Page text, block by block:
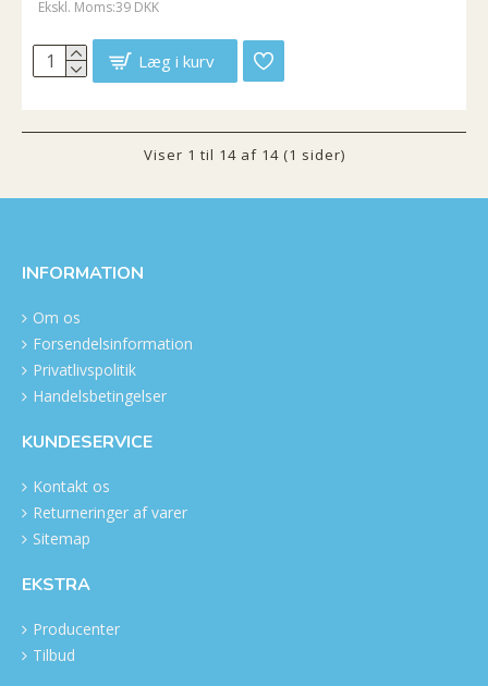
Ekskl. Moms:39 DKK
Læg i kurv
Viser 1 til 14 af 14 (1 sider)
INFORMATION
Om os
Forsendelsinformation
Privatlivspolitik
Handelsbetingelser
KUNDESERVICE
Kontakt os
Returneringer af varer
Sitemap
EKSTRA
Producenter
Tilbud